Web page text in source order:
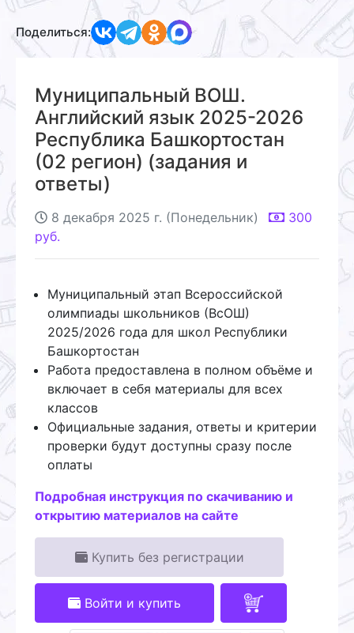
Поделиться:
Муниципальный ВОШ.
Английский язык 2025-2026
Республика Башкортостан
(02 регион) (задания и
ответы)
8 декабря 2025 г. (Понедельник)
300
руб.
Муниципальный этап Всероссийской
олимпиады школьников (ВсОШ)
2025/2026 года для школ Республики
Башкортостан
Работа предоставлена в полном объёме и
включает в себя материалы для всех
классов
Официальные задания, ответы и критерии
проверки будут доступны сразу после
оплаты
Подробная инструкция по скачиванию и
открытию материалов на сайте
Купить без регистрации
Войти и купить